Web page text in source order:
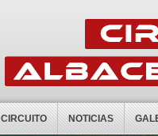
CIRCUITO NOTICIAS